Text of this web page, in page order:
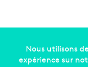
Copyright © 2014-